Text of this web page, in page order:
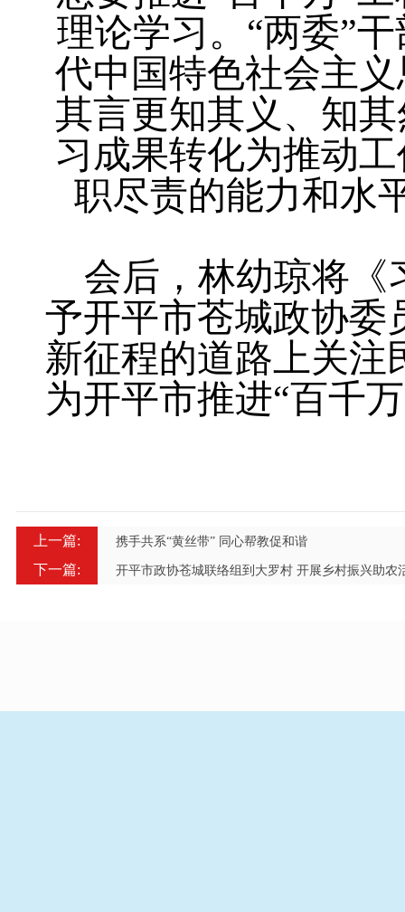
理论学习。“两委”
代中国特色社会主
其言更知其义、知
习成果转化为推动
职尽责的能力和水
会后，林幼琼将《
予开平市苍城政协委
新征程的道路上关注
为开平市推进“百千
上一篇: 携手共系“黄丝带” 同心帮教促和谐
下一篇: 开平市政协苍城联络组到大罗村 开展乡村振兴助农